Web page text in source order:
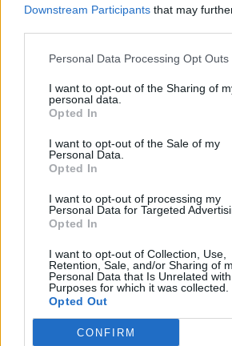
Downstream Participants that may
Personal Data Processing Opt Outs
I want to opt-out of the Sharing of
personal data.
Opted In
I want to opt-out of the Sale of my
Personal Data.
Opted In
I want to opt-out of processing my
Personal Data for Targeted
Opted In
I want to opt-out of Collection, Use,
Retention, Sale, and/or Sharing of
Personal Data that Is Unrelated
Purposes for which it was collected.
Opted Out
CONFIRM
Υ.Γ.:Πρόσφατα, επισκέφτηκα τα
Βόλο, πόλεις που προσφέρουν
θεωρώ λειτουργίας. Ειδικά στο
ελάχιστο τίμημα, παρκάρεις
εξαιρετική παραλιακή ζώνη.
Μυτιλήνη να ισχύσει κάποιο
δημοτών, σε σχέση με τους
άπειρες καλές πρακτικές άλλων
Δείτε περισσότερα άρθρα μας στα
Add stonisi.gr on